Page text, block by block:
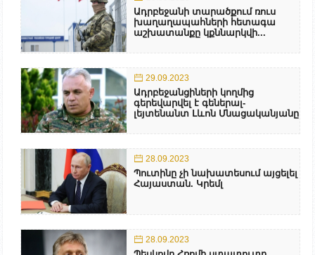
Ադրբեջանի տարածքում ռուս
խաղաղապահների հետագա
աշխատանքը կքննարկվի...
29.09.2023
Ադրբեջանցիների կողմից
գերեվարվել է գեներալ-
լեյտենանտ Լևոն Մնացականյանը
28.09.2023
Պուտինը չի նախատեսում այցելել
Հայաստան. Կրեմլ
28.09.2023